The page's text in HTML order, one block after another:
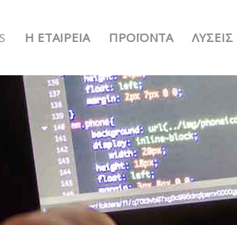
Η ΕΤΑΙΡΕΊΑ ΠΡΟΪΌΝΤΑ ΛΎΣΕΙΣ